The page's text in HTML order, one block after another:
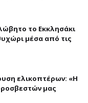
το Eκκλησάκι
μέσα από τις
ελικοπτέρων: «Η
μας